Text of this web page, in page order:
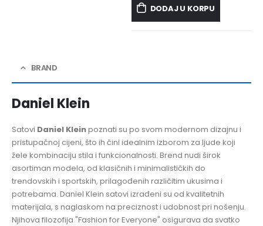
DODAJ U KORPU
BRAND
Daniel Klein
Satovi Daniel Kleinpoznati su po svom modernom dizajnu i
pristupačnoj cijeni, što ih čini idealnim izborom za ljude koji
žele kombinaciju stila i funkcionalnosti. Brend nudi širok
asortiman modela, od klasičnih i minimalističkih do
trendovskih i sportskih, prilagođenih različitim ukusima i
potrebama. Daniel Klein satovi izrađeni su od kvalitetnih
materijala, s naglaskom na preciznost i udobnost pri nošenju.
Njihova filozofija "Fashion for Everyone" osigurava da svatko